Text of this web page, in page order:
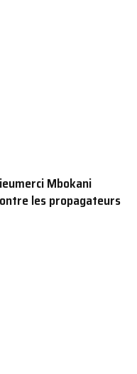
Mbokani
les propagateurs